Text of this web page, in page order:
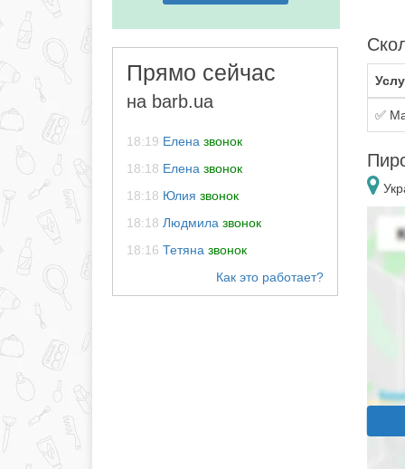
Прямо сейчас
на barb.ua
18:19 Елена звонок
18:18 Елена звонок
18:18 Юлия звонок
18:18 Людмила звонок
18:16 Тетяна звонок
✅